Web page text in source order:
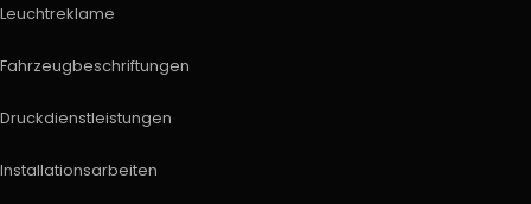
Leuchtreklame
Fahrzeugbeschriftungen
Druckdienstleistungen
Installationsarbeiten